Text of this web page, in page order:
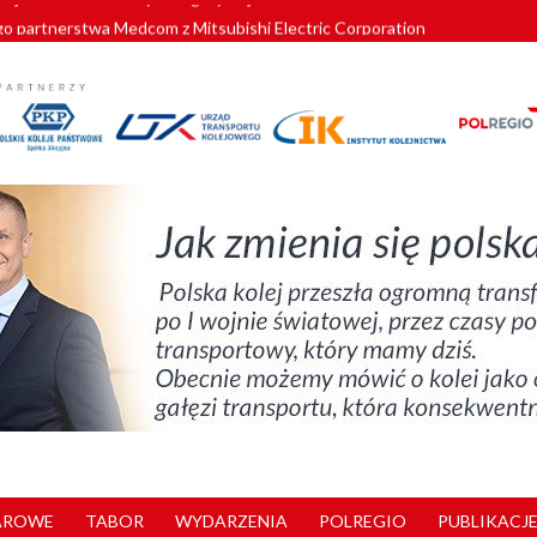
partnerstwa Medcom z Mitsubishi Electric Corporation
znów szuka dostawcy nowych EZT
kolejowych w północnej Wielkopolsce. Łatwiejsze dojazdy do pracy i
nowe standardy kategoryzacji dworców
TABOR WYDARZENIA POLREGIO